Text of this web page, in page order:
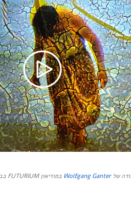
שלWolfgang Ganter במוזיאון FUTURIUM בברלין.